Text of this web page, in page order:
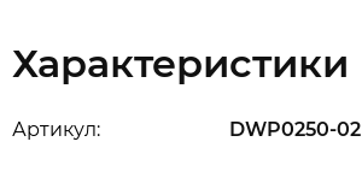
Характеристики
Артикул: DWP0250-02